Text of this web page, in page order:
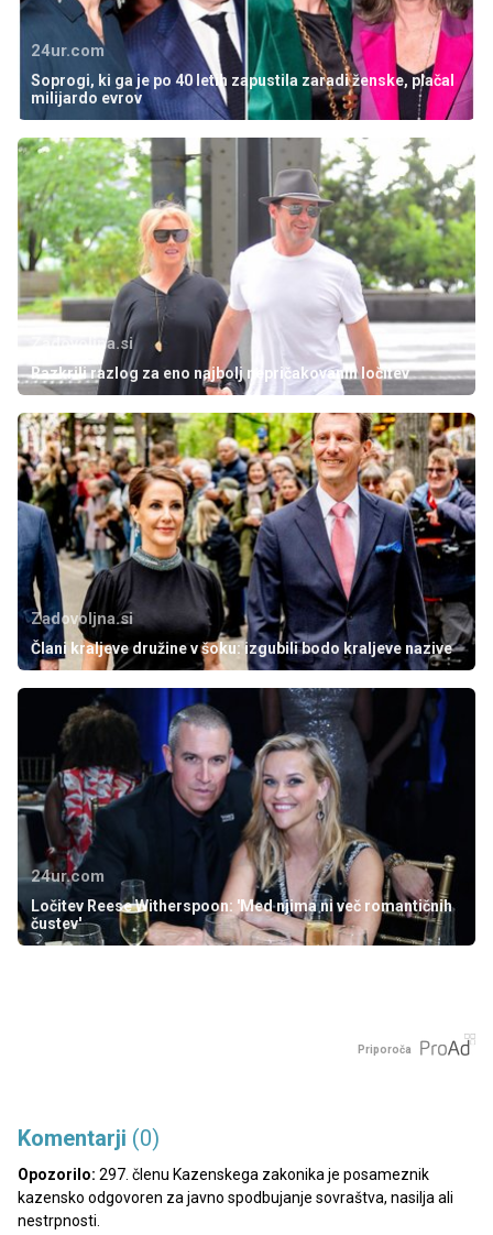
24ur.com
Soprogi, ki ga je po 40 letih zapustila zaradi ženske, plačal
milijardo evrov
Zadovoljna.si
Razkrili razlog za eno najbolj nepričakovanih ločitev
Zadovoljna.si
Člani kraljeve družine v šoku: izgubili bodo kraljeve nazive
24ur.com
Ločitev Reese Witherspoon: 'Med njima ni več romantičnih
čustev'
Priporoča
Komentarji (0)
Opozorilo: 297. členu Kazenskega zakonika je posameznik
kazensko odgovoren za javno spodbujanje sovraštva, nasilja ali
nestrpnosti.